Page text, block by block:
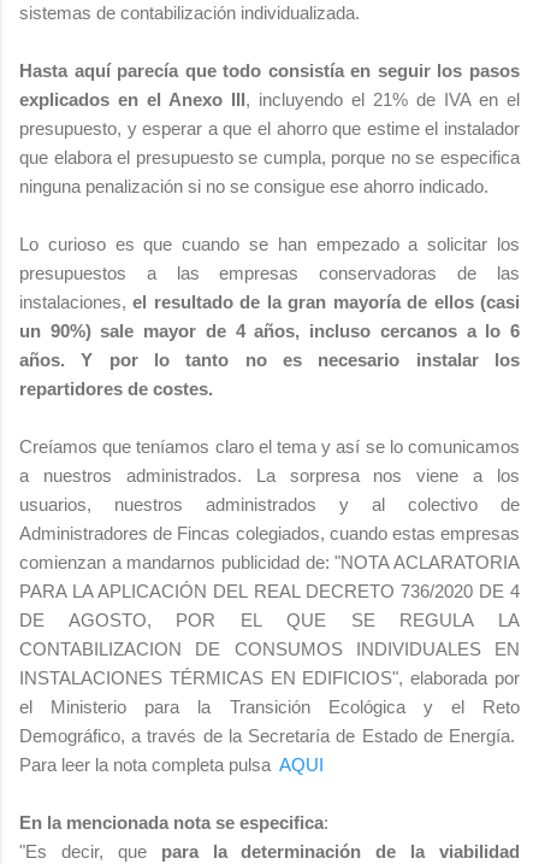
sistemas de contabilización individualizada.
Hasta aquí parecía que todo consistía en seguir los pasos
explicados en el Anexo III, incluyendo el 21% de IVA en el
presupuesto, y esperar a que el ahorro que estime el instalador
que elabora el presupuesto se cumpla, porque no se especifica
ninguna penalización si no se consigue ese ahorro indicado.
Lo curioso es que cuando se han empezado a solicitar los
presupuestos a las empresas conservadoras de las
instalaciones,el resultado de la gran mayoría de ellos (casi
un 90%) sale mayor de 4 años, incluso cercanos a lo 6
años. Y por lo tanto no es necesario instalar los
repartidores de costes.
Creíamos que teníamos claro el tema y así se lo comunicamos
a nuestros administrados. La sorpresa nos viene a los
usuarios, nuestros administrados y al colectivo de
Administradores de Fincas colegiados, cuando estas empresas
comienzan a mandarnos publicidad de: "NOTA ACLARATORIA
PARA LA APLICACIÓN DEL REAL DECRETO 736/2020 DE 4
DE AGOSTO, POR EL QUE SE REGULA LA
CONTABILIZACION DE CONSUMOS INDIVIDUALES EN
INSTALACIONES TÉRMICAS EN EDIFICIOS", elaborada por
el Ministerio para la Transición Ecológica y el Reto
Demográfico, a través de la Secretaría de Estado de Energía.
Para leer la nota completa pulsa AQUI
En la mencionada nota se especifica:
"Es decir, que para la determinación de la viabilidad